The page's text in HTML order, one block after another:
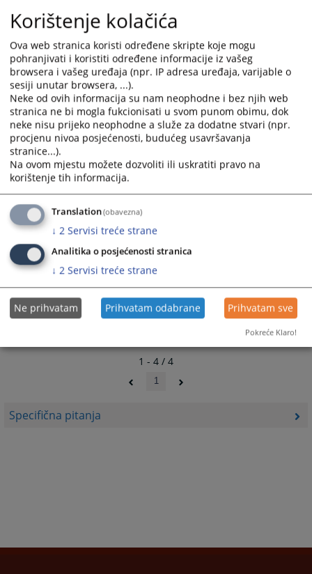
Specifična pitanja
Press
question
mark
key
to
get
the
keyboard
shortcuts
for
changing
dates.
Press
the
question
mark
key
to
get
the
keyboard
shortcuts
changing
dates.
Popunjavanje platnog naloga propisano je Pravilnikom o
načinu uplate, pripadnosti i raspodjele javnih prihoda u
Federaciji Bosne i Hercegovine („Službene novine Federacije
BiH“, broj: 54/20, 55/20-ispravka, 63/20, 88/20 i 28/21).
24.07.2023.
Kako deponirati oporuku?
Deponiranje oporuke u Općinskom sudu.
Kako sastaviti oporuku?
Punovažna je ona oporuka koja je sačinjena u obliku
utvrđenim zakonom i pod uvjetima predviđenim zakonom.
27.05.2010.
1 - 4 / 4
1
Korištenje kolačića
Ova web stranica koristi određene skripte koje mogu
pohranjivati i koristiti određene informacije iz vašeg
browsera i vašeg uređaja (npr. IP adresa uređaja, varijable o
sesiji unutar browsera, ...).
Neke od ovih informacija su nam neophodne i bez njih web
stranica ne bi mogla fukcionisati u svom punom obimu, dok
neke nisu prijeko neophodne a služe za dodatne stvari (npr.
procjenu nivoa posjećenosti, budućeg usavršavanja
stranice...).
Na ovom mjestu možete dozvoliti ili uskratiti pravo na
korištenje tih informacija.
Translation(obavezna)
↓ 2 Servisi treće strane
Analitika o posjećenosti stranica
↓ 2 Servisi treće strane
Ne prihvatam Prihvatam odabrane Prihvatam sve
Pokreće Klaro!